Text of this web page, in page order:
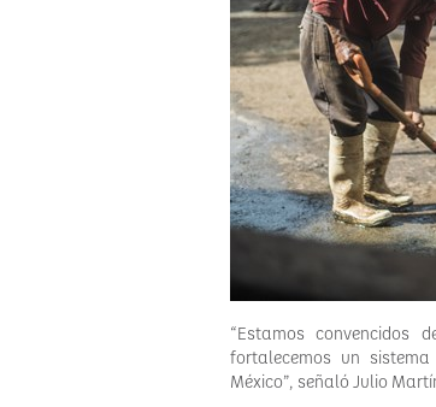
“Estamos convencidos
fortalecemos un
México”, señaló Julio